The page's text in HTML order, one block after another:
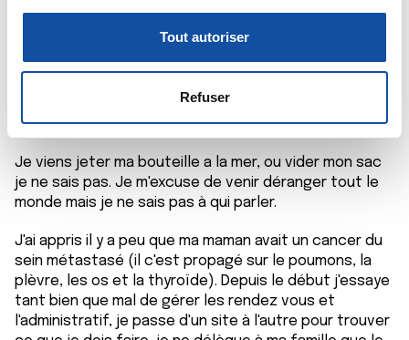
personnelles et définir vos préférences, reportez-vous à
votre consentement à tout moment à partir de la
déclaration sur les cookies.
Les cookies nous permettent de personnaliser le contenu
et les annonces, d'offrir des fonctionnalités relatives aux
médias sociaux et d'analyser notre trafic. Nous
partageons également des informations sur l'utilisation de
publicité et d'analyse, qui peuvent combiner celles-ci
avec d'autres informations que vous leur avez fournies
ou qu'ils ont collectées lors de votre utilisation de leurs
services.
t
m
Tout autoriser
Refuser
Il y a 4 mois 4 semaines
Bonjour à tous,
Je viens jeter ma bouteille a la mer, ou vider mon sac
je ne sais pas. Je m'excuse de venir déranger tout le
monde mais je ne sais pas à qui parler.
J'ai appris il y a peu que ma maman avait un cancer du
sein métastasé (il c'est propagé sur le poumons, la
plèvre, les os et la thyroïde). Depuis le début j'essaye
tant bien que mal de gérer les rendez vous et
l'administratif, je passe d'un site à l'autre pour trouver